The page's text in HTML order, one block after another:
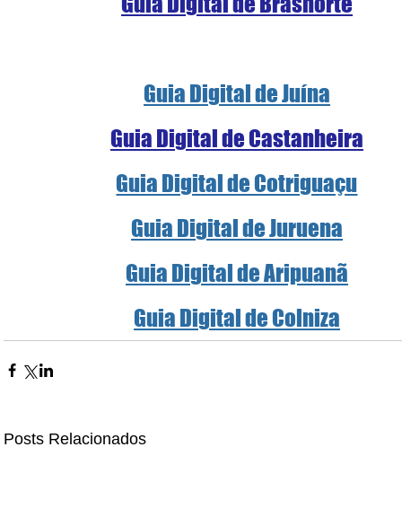
Guia Digital de Juína
Guia Digital de Castanheira
Guia Digital de Cotriguaçu
Guia Digital de Juruena
Guia Digital de Aripuanã
Guia Digital de Colniza
Posts Relacionados